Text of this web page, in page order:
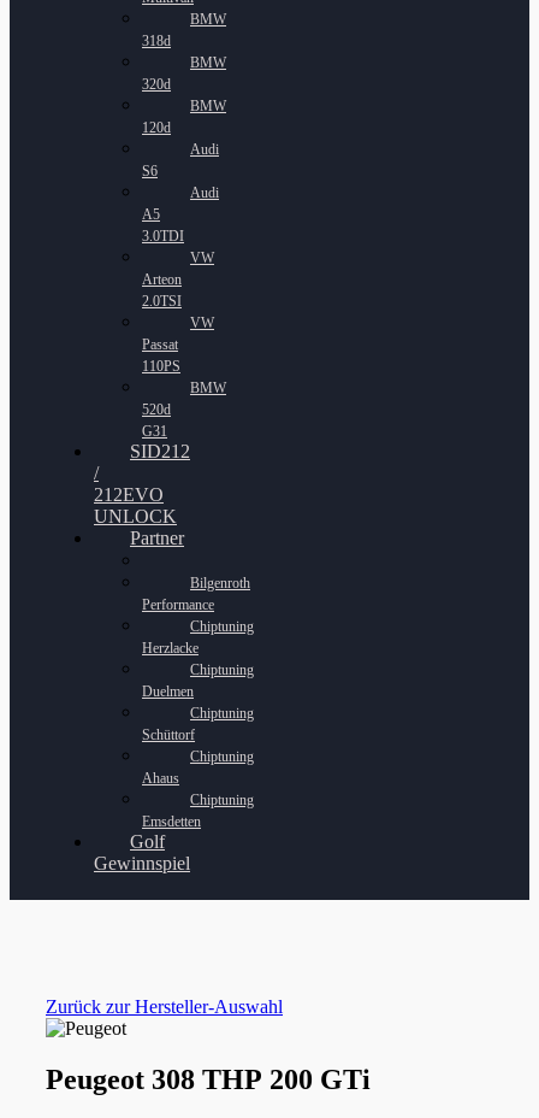
BMW
318d
BMW
320d
BMW
120d
Audi
S6
Audi
A5
3.0TDI
VW
Arteon
2.0TSI
VW
Passat
110PS
BMW
520d
G31
SID212
/
212EVO
UNLOCK
Partner
Bilgenroth
Performance
Chiptuning
Herzlacke
Chiptuning
Duelmen
Chiptuning
Schüttorf
Chiptuning
Ahaus
Chiptuning
Emsdetten
Golf
Gewinnspiel
Zurück zur Hersteller-Auswahl
Peugeot 308 THP 200 GTi